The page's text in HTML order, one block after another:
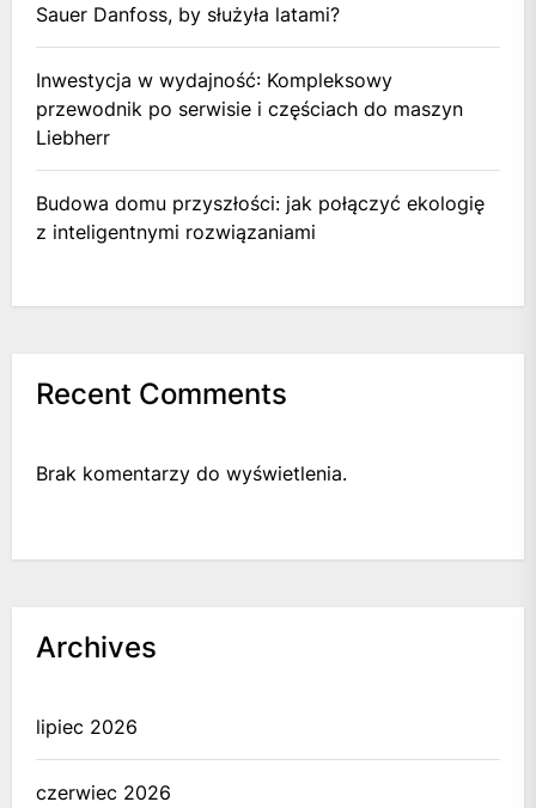
Sauer Danfoss, by służyła latami?
Inwestycja w wydajność: Kompleksowy
przewodnik po serwisie i częściach do maszyn
Liebherr
Budowa domu przyszłości: jak połączyć ekologię
z inteligentnymi rozwiązaniami
Recent Comments
Brak komentarzy do wyświetlenia.
Archives
lipiec 2026
czerwiec 2026